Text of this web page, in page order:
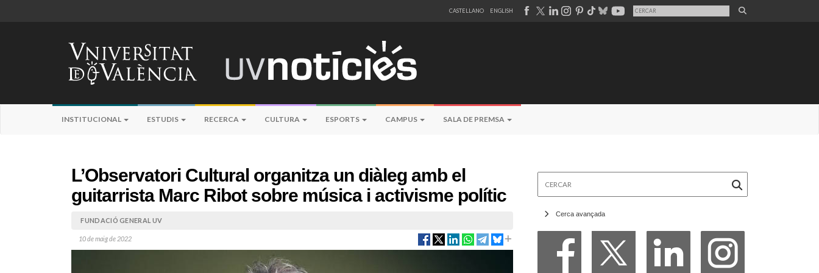
CASTELLANO ENGLISH
INSTITUCIONAL ESTUDIS RECERCA CULTURA ESPORTS CAMPUS SALA DE PREMSA
L’Observatori Cultural organitza un diàleg amb el
guitarrista Marc Ribot sobre música i activisme polític
FUNDACIÓ GENERAL UV
10 de maig de 2022
Cerca avançada